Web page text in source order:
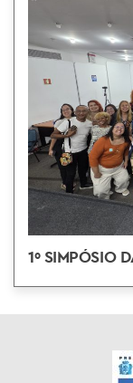
1º SIMPÓSIO